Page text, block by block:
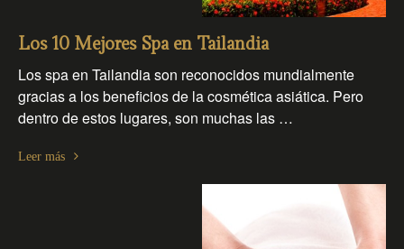
Los 10 Mejores Spa en Tailandia
Los spa en Tailandia son reconocidos mundialmente
gracias a los beneficios de la cosmética asiática. Pero
dentro de estos lugares, son muchas las …
Leer más